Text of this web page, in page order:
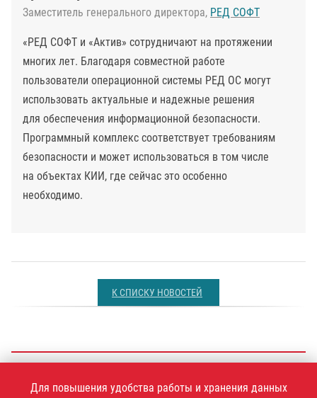
Заместитель генерального директора, РЕД СОФТ
«РЕД СОФТ и «Актив» сотрудничают на протяжении
многих лет. Благодаря совместной работе
пользователи операционной системы РЕД ОС могут
использовать актуальные и надежные решения
для обеспечения информационной безопасности.
Программный комплекс соответствует требованиям
безопасности и может использоваться в том числе
на объектах КИИ, где сейчас это особенно
необходимо.
К СПИСКУ НОВОСТЕЙ
+7 (495)925-77-90
Для повышения удобства работы и хранения данных